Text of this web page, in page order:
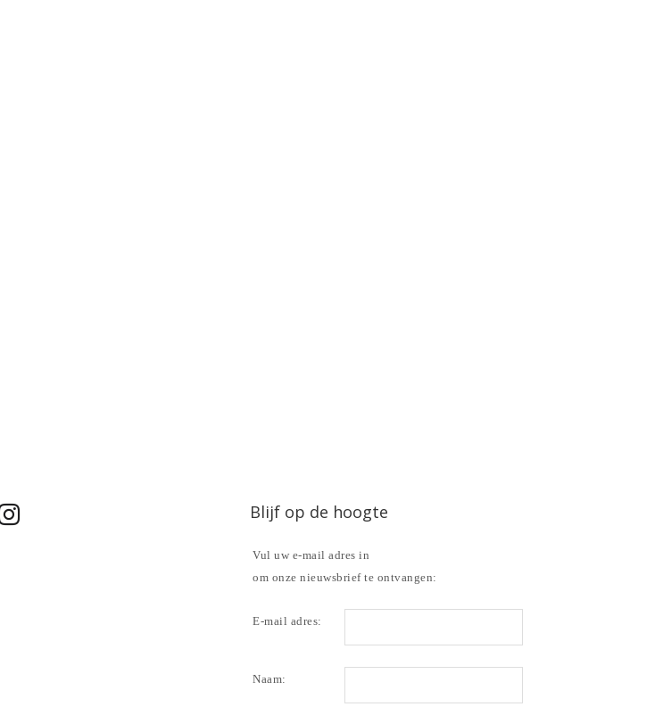
Blijf op de hoogte
Vul uw e-mail adres in
om onze nieuwsbrief te ontvangen:
E-mail adres:
Naam: